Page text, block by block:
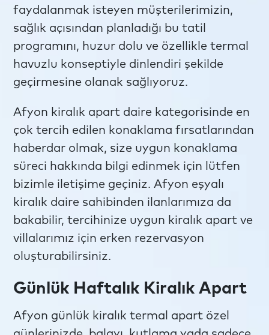
faydalanmak isteyen müşterilerimizin,
sağlık açısından planladığı bu tatil
programını, huzur dolu ve özellikle termal
havuzlu konseptiyle dinlendiri şekilde
geçirmesine olanak sağlıyoruz.
Afyon kiralık apart daire kategorisinde en
çok tercih edilen konaklama fırsatlarından
haberdar olmak, size uygun konaklama
süreci hakkında bilgi edinmek için lütfen
bizimle iletişime geçiniz. Afyon eşyalı
kiralık daire sahibinden ilanlarımıza da
bakabilir, tercihinize uygun kiralık apart ve
villalarımız için erken rezervasyon
oluşturabilirsiniz.
Günlük Haftalık Kiralık Apart
Afyon günlük kiralık termal apart özel